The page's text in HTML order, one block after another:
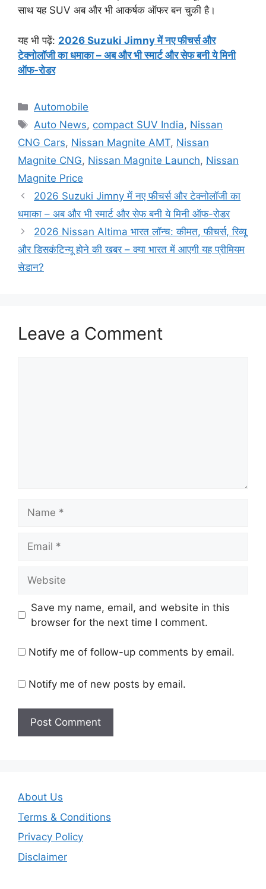
साथ यह SUV अब और भी आकर्षक ऑफर बन चुकी है।
यह भी पढ़ें: 2026 Suzuki Jimny में नए फीचर्स और
टेक्नोलॉजी का धमाका – अब और भी स्मार्ट और सेफ बनी ये मिनी
ऑफ-रोडर
Categories
Automobile
Tags
Auto News, compact SUV India, Nissan
CNG Cars, Nissan Magnite AMT, Nissan
Magnite CNG, Nissan Magnite Launch, Nissan
Magnite Price
2026 Suzuki Jimny में नए फीचर्स और टेक्नोलॉजी का
धमाका – अब और भी स्मार्ट और सेफ बनी ये मिनी ऑफ-रोडर
2026 Nissan Altima भारत लॉन्च: कीमत, फीचर्स, रिव्यू
और डिसकंटिन्यू होने की खबर – क्या भारत में आएगी यह प्रीमियम
सेडान?
Leave a Comment
Save my name, email, and website in this
browser for the next time I comment.
Notify me of follow-up comments by email.
Notify me of new posts by email.
About Us
Terms & Conditions
Privacy Policy
Disclaimer